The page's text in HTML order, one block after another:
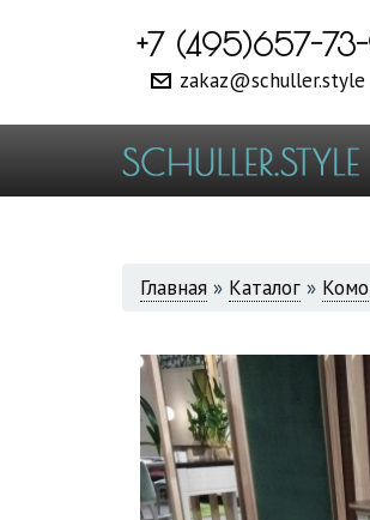
+7 (495)657-
zakaz@schuller.style
ВЫ
Главная » Каталог »